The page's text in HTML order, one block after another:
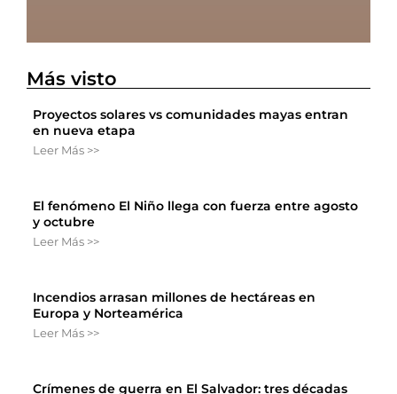
Más visto
Proyectos solares vs comunidades mayas entran
en nueva etapa
Leer Más >>
El fenómeno El Niño llega con fuerza entre agosto
y octubre
Leer Más >>
Incendios arrasan millones de hectáreas en
Europa y Norteamérica
Leer Más >>
Crímenes de guerra en El Salvador: tres décadas